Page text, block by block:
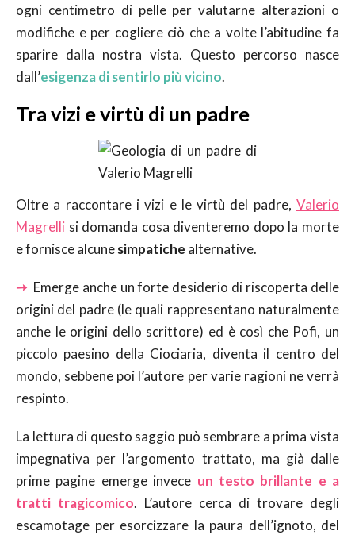
ogni centimetro di pelle per valutarne alterazioni o
modifiche e per cogliere ciò che a volte l’abitudine fa
sparire dalla nostra vista. Questo percorso nasce
dall’esigenza di sentirlo più vicino.
Tra vizi e virtù di un padre
Oltre a raccontare i vizi e le virtù del padre, Valerio
Magrelli si domanda cosa diventeremo dopo la morte
e fornisce alcunesimpatiche alternative.
➙ Emerge anche un forte desiderio di riscoperta delle
origini del padre (le quali rappresentano naturalmente
anche le origini dello scrittore) ed è così che Pofi, un
piccolo paesino della Ciociaria, diventa il centro del
mondo, sebbene poi l’autore per varie ragioni ne verrà
respinto.
La lettura di questo saggio può sembrare a prima vista
impegnativa per l’argomento trattato, ma già dalle
prime pagine emerge invece un testo brillante e a
tratti tragicomico. L’autore cerca di trovare degli
escamotage per esorcizzare la paura dell’ignoto, del